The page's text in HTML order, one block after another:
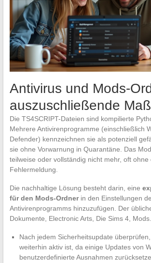
Antivirus und Mods-
auszuschließende
Die TS4SCRIPT-Dateien sind kompilierte
Mehrere Antivirenprogramme (einschließlich
Defender) kennzeichnen sie als potenziell
sie ohne Vorwarnung in Quarantäne. Das
teilweise oder vollständig nicht mehr, oft ohne
Fehlermeldung.
Die nachhaltige Lösung besteht darin, eine
für den Mods-Ordnerin den Einstellungen
Antivirenprogramms hinzuzufügen. Der
Dokumente, Electronic Arts, Die Sims 4, Mods.
Nach jedem Sicherheitsupdate
weiterhin aktiv ist, da einige Updates von
benutzerdefinierte Ausnahmen